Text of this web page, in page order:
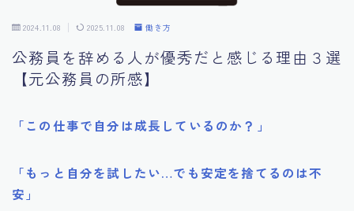
2024.11.08 2025.11.08 働き方
公務員を辞める人が優秀だと感じる理由３選
【元公務員の所感】
「この仕事で自分は成長しているのか？」
「もっと自分を試したい…でも安定を捨てるのは不
安」